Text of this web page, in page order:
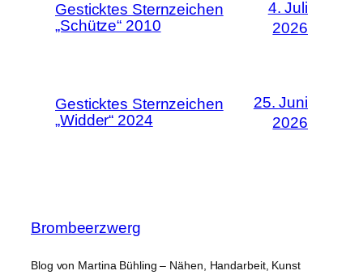
Gesticktes Sternzeichen
„Schütze“ 2010
4. Juli
2026
Gesticktes Sternzeichen
„Widder“ 2024
25. Juni
2026
Brombeerzwerg
Blog von Martina Bühling – Nähen, Handarbeit, Kunst